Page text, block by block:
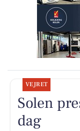
VEJRET
Solen
dag